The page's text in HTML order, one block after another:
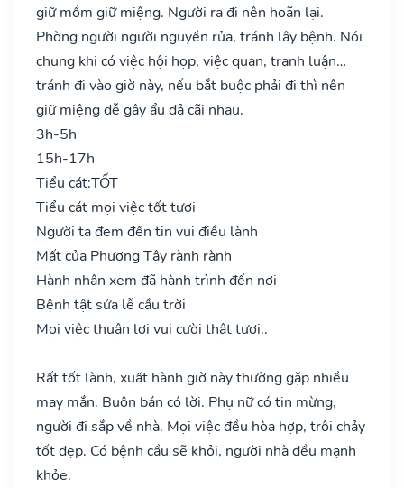
giữ mồm giữ miệng. Người ra đi nên hoãn lại.
Phòng người người nguyền rủa, tránh lây bệnh. Nói
chung khi có việc hội họp, việc quan, tranh luận…
tránh đi vào giờ này, nếu bắt buộc phải đi thì nên
giữ miệng dễ gây ẩu đả cãi nhau.
3h-5h
15h-17h
Tiểu cát:TỐT
Tiểu cát mọi việc tốt tươi
Người ta đem đến tin vui điều lành
Mất của Phương Tây rành rành
Hành nhân xem đã hành trình đến nơi
Bệnh tật sửa lễ cầu trời
Mọi việc thuận lợi vui cười thật tươi..
Rất tốt lành, xuất hành giờ này thường gặp nhiều
may mắn. Buôn bán có lời. Phụ nữ có tin mừng,
người đi sắp về nhà. Mọi việc đều hòa hợp, trôi chảy
tốt đẹp. Có bệnh cầu sẽ khỏi, người nhà đều mạnh
khỏe.